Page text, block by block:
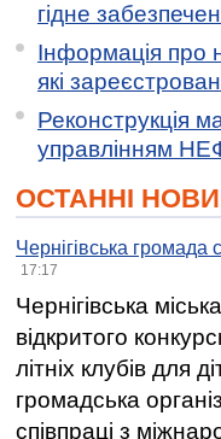
гідне
Інформація про
які
Реконструкція
управлінням
ОСТАННІ
Чернігівська громада
17:17
Чернігівська
відкритого
літніх клубів для
громадська
співпраці з